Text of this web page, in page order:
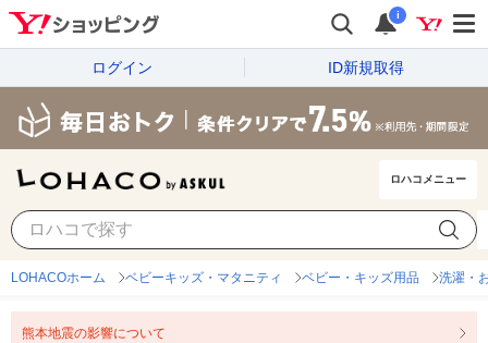
i
ログイン ID新規取得
ロハコメニュー
LOHACOホーム ベビーキッズ・マタニティ ベビー・キッズ用品 洗濯・
熊本地震の影響について